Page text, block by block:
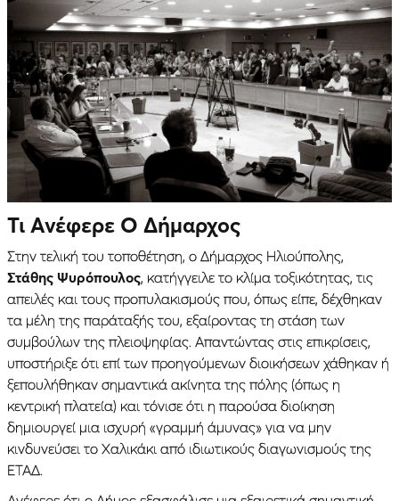
Τι Ανέφερε Ο Δήμαρχος
Στην τελική του τοποθέτηση, ο Δήμαρχος Ηλιούπολης,
Στάθης Ψυρόπουλος, κατήγγειλε το κλίμα τοξικότητας, τις
απειλές και τους προπυλακισμούς που, όπως είπε, δέχθηκαν
τα μέλη της παράταξής του, εξαίροντας τη στάση των
συμβούλων της πλειοψηφίας. Απαντώντας στις επικρίσεις,
υποστήριξε ότι επί των προηγούμενων διοικήσεων χάθηκαν ή
ξεπουλήθηκαν σημαντικά ακίνητα της πόλης (όπως η
κεντρική πλατεία) και τόνισε ότι η παρούσα διοίκηση
δημιουργεί μια ισχυρή «γραμμή άμυνας» για να μην
κινδυνεύσει το Χαλικάκι από ιδιωτικούς διαγωνισμούς της
ΕΤΑΔ.